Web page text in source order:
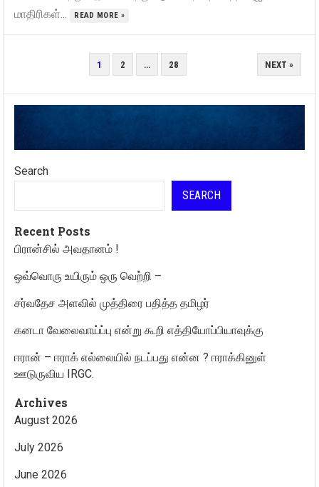
மாதிரிகள்...
READ MORE »
1 2 … 28 NEXT »
Search
SEARCH
Recent Posts
பிரான்சில் அவதானம் !
ஒவ்வொரு உயிரும் ஒரு வெற்றி –
சர்வதேச அளவில் முத்திரை பதித்த தமிழர்
கனடா வேலைவாய்ப்பு என்று கூறி எத்தியோப்பியாவுக்கு
ஈரான் – ஈராக் எல்லையில் நடப்பது என்ன ? ஈராக்கினுள்
ஊடுருவிய IRGC.
Archives
August 2026
July 2026
June 2026